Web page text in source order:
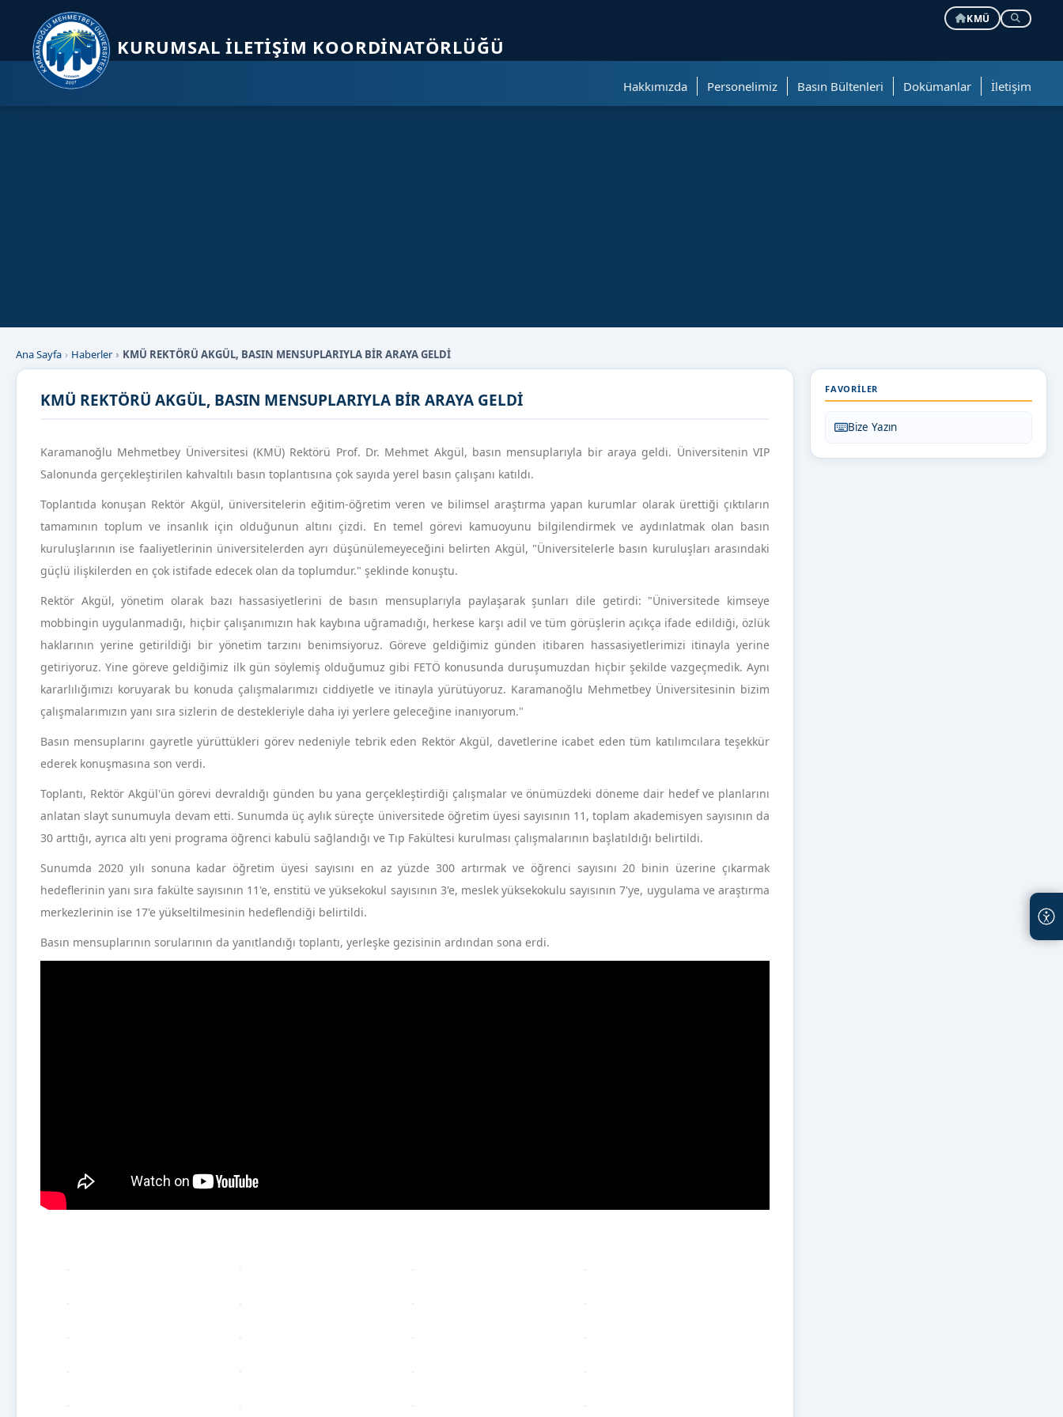
KMÜ
KURUMSAL İLETIŞIM KOORDINATÖRLÜĞÜ
Hakkımızda Personelimiz Basın Bültenleri Dokümanlar İletişim
Ana Sayfa Haberler KMÜ REKTÖRÜ AKGÜL, BASIN MENSUPLARIYLA BİR ARAYA GELDİ
KMÜ REKTÖRÜ AKGÜL, BASIN MENSUPLARIYLA BİR ARAYA GELDİ
Karamanoğlu Mehmetbey Üniversitesi (KMÜ) Rektörü Prof. Dr. Mehmet Akgül, basın mensuplarıyla bir araya geldi. Üniversitenin VIP
Salonunda gerçekleştirilen kahvaltılı basın toplantısına çok sayıda yerel basın çalışanı katıldı.
Toplantıda konuşan Rektör Akgül, üniversitelerin eğitim-öğretim veren ve bilimsel araştırma yapan kurumlar olarak ürettiği çıktıların
tamamının toplum ve insanlık için olduğunun altını çizdi. En temel görevi kamuoyunu bilgilendirmek ve aydınlatmak olan basın
kuruluşlarının ise faaliyetlerinin üniversitelerden ayrı düşünülemeyeceğini belirten Akgül, "Üniversitelerle basın kuruluşları arasındaki
güçlü ilişkilerden en çok istifade edecek olan da toplumdur." şeklinde konuştu.
Rektör Akgül, yönetim olarak bazı hassasiyetlerini de basın mensuplarıyla paylaşarak şunları dile getirdi: "Üniversitede kimseye
mobbingin uygulanmadığı, hiçbir çalışanımızın hak kaybına uğramadığı, herkese karşı adil ve tüm görüşlerin açıkça ifade edildiği, özlük
haklarının yerine getirildiği bir yönetim tarzını benimsiyoruz. Göreve geldiğimiz günden itibaren hassasiyetlerimizi itinayla yerine
getiriyoruz. Yine göreve geldiğimiz ilk gün söylemiş olduğumuz gibi FETÖ konusunda duruşumuzdan hiçbir şekilde vazgeçmedik. Aynı
kararlılığımızı koruyarak bu konuda çalışmalarımızı ciddiyetle ve itinayla yürütüyoruz. Karamanoğlu Mehmetbey Üniversitesinin bizim
çalışmalarımızın yanı sıra sizlerin de destekleriyle daha iyi yerlere geleceğine inanıyorum."
Basın mensuplarını gayretle yürüttükleri görev nedeniyle tebrik eden Rektör Akgül, davetlerine icabet eden tüm katılımcılara teşekkür
ederek konuşmasına son verdi.
Toplantı, Rektör Akgül'ün görevi devraldığı günden bu yana gerçekleştirdiği çalışmalar ve önümüzdeki döneme dair hedef ve planlarını
anlatan slayt sunumuyla devam etti. Sunumda üç aylık süreçte üniversitede öğretim üyesi sayısının 11, toplam akademisyen sayısının da
30 arttığı, ayrıca altı yeni programa öğrenci kabulü sağlandığı ve Tıp Fakültesi kurulması çalışmalarının başlatıldığı belirtildi.
Sunumda 2020 yılı sonuna kadar öğretim üyesi sayısını en az yüzde 300 artırmak ve öğrenci sayısını 20 binin üzerine çıkarmak
hedeflerinin yanı sıra fakülte sayısının 11'e, enstitü ve yüksekokul sayısının 3'e, meslek yüksekokulu sayısının 7'ye, uygulama ve araştırma
merkezlerinin ise 17'e yükseltilmesinin hedeflendiği belirtildi.
Basın mensuplarının sorularının da yanıtlandığı toplantı, yerleşke gezisinin ardından sona erdi.
FAVORILER
Bize Yazın